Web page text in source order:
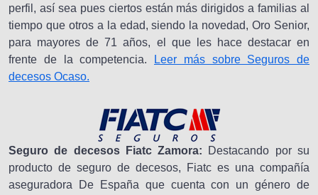
perfil, así sea pues ciertos están más dirigidos a familias al
tiempo que otros a la edad, siendo la novedad, Oro Senior,
para mayores de 71 años, el que les hace destacar en
frente de la competencia.
Leer más sobre Seguros de
decesos Ocaso.
Seguro de decesos Fiatc Zamora: Destacando por su
producto de seguro de decesos, Fiatc es una compañía
aseguradora De España que cuenta con un género de